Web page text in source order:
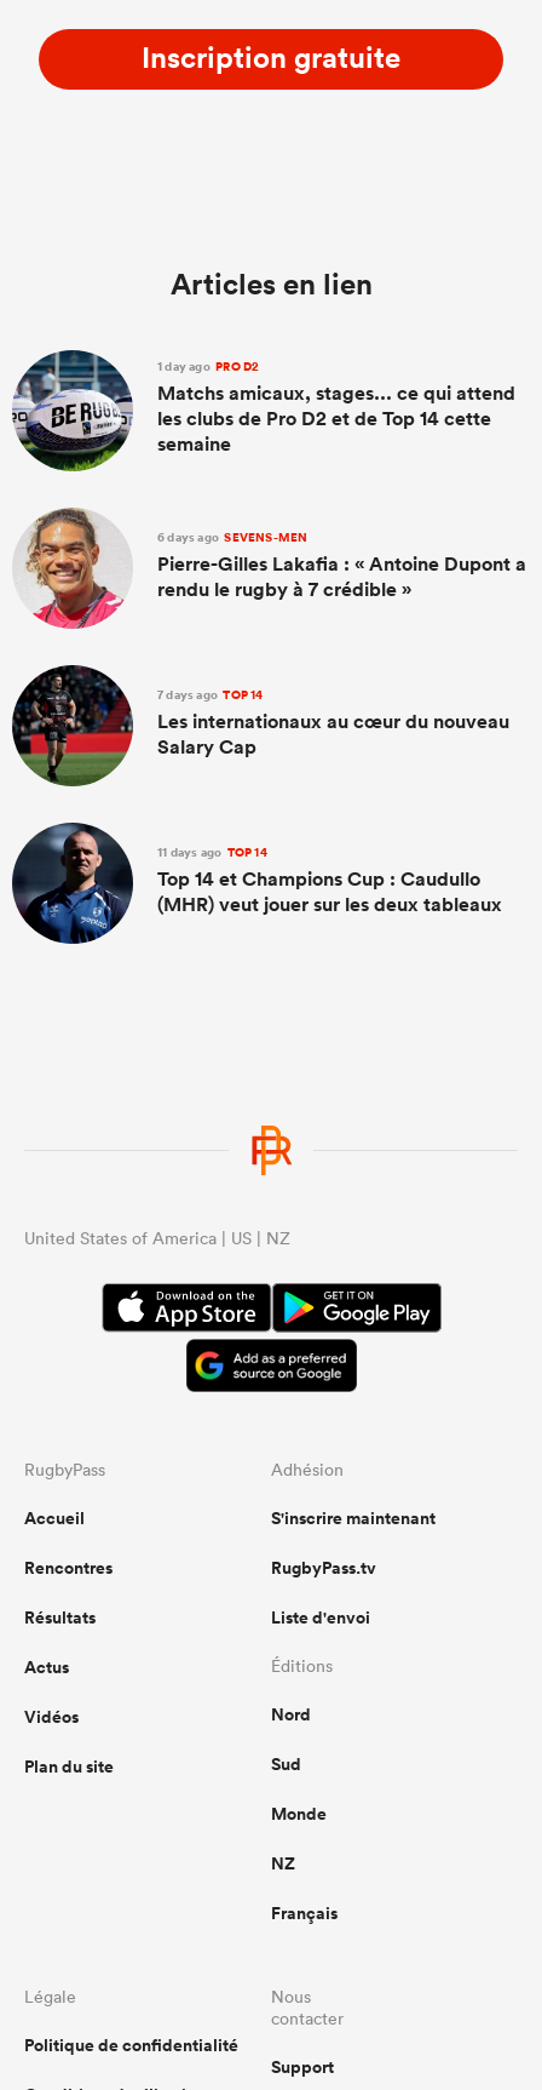
Inscription gratuite
Articles en lien
1 day ago PRO D2
Matchs amicaux, stages... ce qui attend
les clubs de Pro D2 et de Top 14 cette
semaine
6 days ago SEVENS-MEN
Pierre-Gilles Lakafia : « Antoine Dupont a
rendu le rugby à 7 crédible »
7 days ago TOP 14
Les internationaux au cœur du nouveau
Salary Cap
11 days ago TOP 14
Top 14 et Champions Cup : Caudullo
(MHR) veut jouer sur les deux tableaux
United States of America | US | NZ
RugbyPass
Accueil
Rencontres
Résultats
Actus
Vidéos
Plan du site
Adhésion
S'inscrire maintenant
RugbyPass.tv
Liste d'envoi
Éditions
Nord
Sud
Monde
NZ
Français
Légale
Politique de confidentialité
Nous
contacter
Support